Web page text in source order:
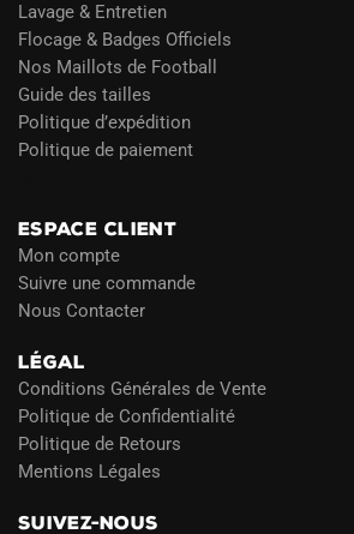
Lavage & Entretien
Flocage & Badges Officiels
Nos Maillots de Football
Guide des tailles
Politique d’expédition
Politique de paiement
ESPACE CLIENT
Mon compte
Suivre une commande
Nous Contacter
LÉGAL
Conditions Générales de Vente
Politique de Confidentialité
Politique de Retours
Mentions Légales
SUIVEZ-NOUS